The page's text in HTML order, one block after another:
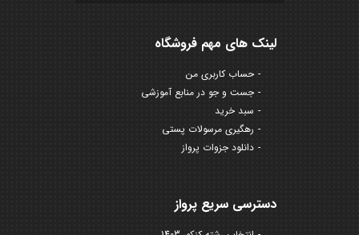
لینک های مهم فروشگاه
حساب کاربری من
جست و جو در منابع آموزشی
سبد خرید
رهگیری مرسولات پستی
دانلود جزوات پرواز
دسترسی سریع پرواز